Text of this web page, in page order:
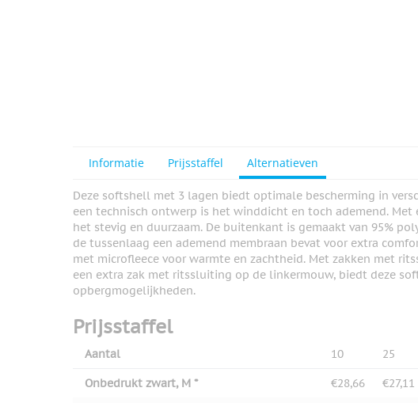
View larger image
View larger image
Informatie Prijsstaffel Alternatieven
Deze softshell met 3 lagen biedt optimale bescherming in
een technisch ontwerp is het winddicht en toch ademend. Met
het stevig en duurzaam. De buitenkant is gemaakt van 95%
de tussenlaag een ademend membraan bevat voor extra
met microfleece voor warmte en zachtheid. Met zakken met
een extra zak met ritssluiting op de linkermouw, biedt deze
opbergmogelijkheden.
Prijsstaffel
Aantal 10 25
Onbedrukt zwart, M * €28,66 €27,11